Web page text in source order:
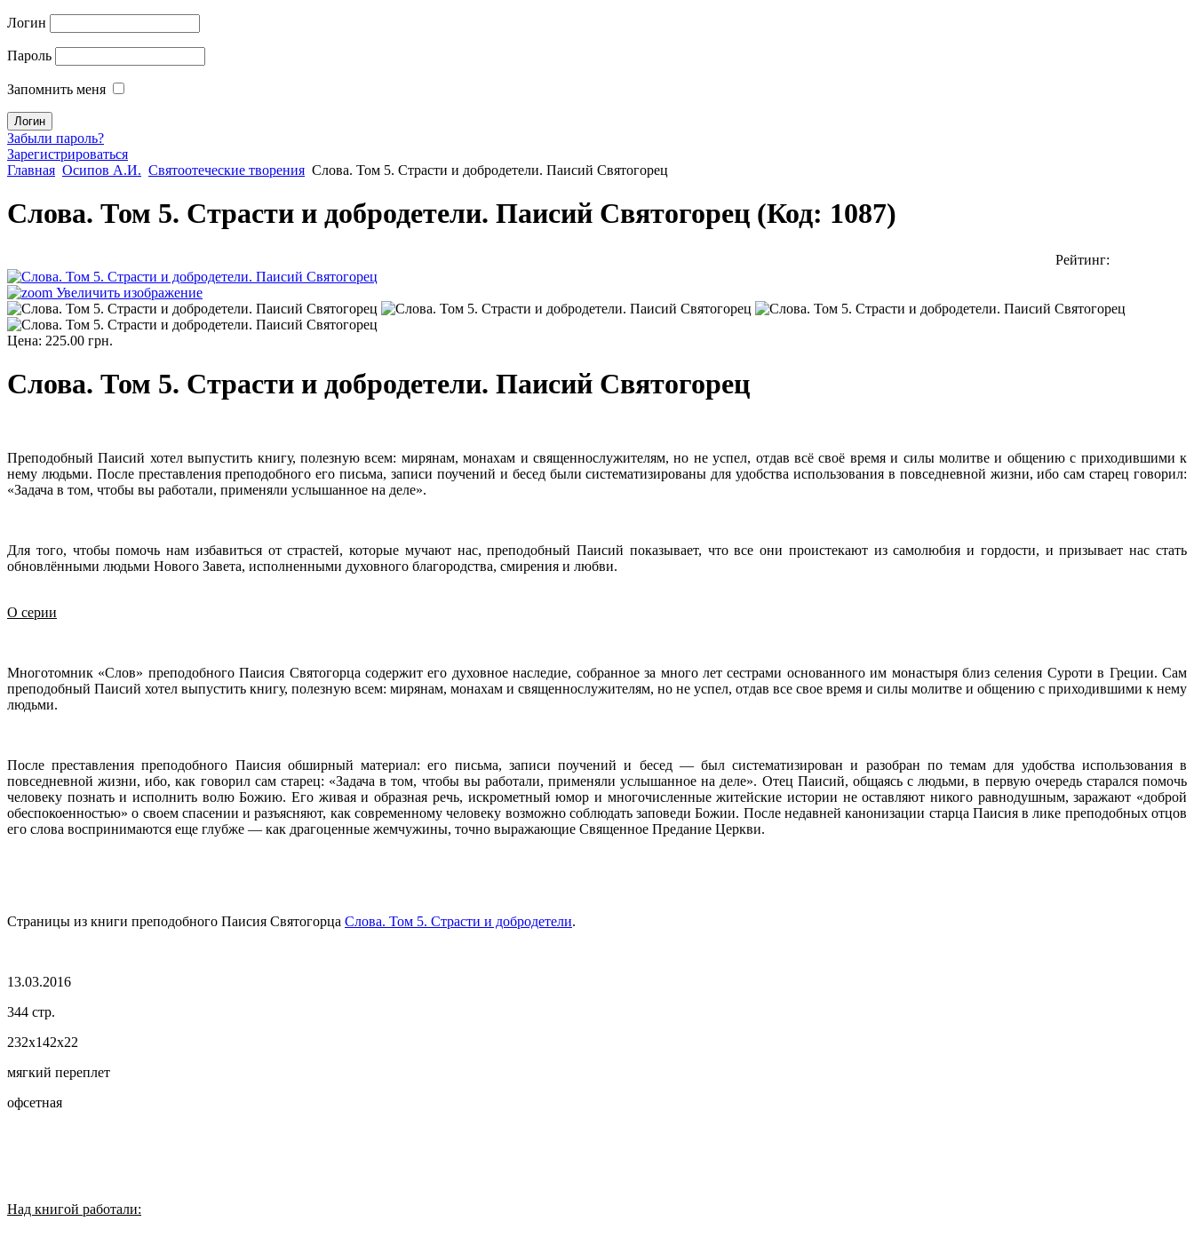
Логин
Пароль
Запомнить меня
Забыли пароль?
Зарегистрироваться
Главная Осипов А.И. Святоотеческие творения Слова. Том 5. Страсти и добродетели. Паисий Святогорец
Слова. Том 5. Страсти и добродетели. Паисий Святогорец (Код: 1087)
Рейтинг:
Увеличить изображение
Цена: 225.00 грн.
Слова. Том 5. Страсти и добродетели. Паисий Святогорец
Преподобный Паисий хотел выпустить книгу, полезную всем: мирянам, монахам и священнослужителям, но не успел, отдав всё своё время и силы молитве и общению с приходившими к
нему людьми. После преставления преподобного его письма, записи поучений и бесед были систематизированы для удобства использования в повседневной жизни, ибо сам старец говорил:
«Задача в том, чтобы вы работали, применяли услышанное на деле».
Для того, чтобы помочь нам избавиться от страстей, которые мучают нас, преподобный Паисий показывает, что все они проистекают из самолюбия и гордости, и призывает нас стать
обновлёнными людьми Нового Завета, исполненными духовного благородства, смирения и любви.
О серии
Многотомник «Слов» преподобного Паисия Святогорца содержит его духовное наследие, собранное за много лет сестрами основанного им монастыря близ селения Суроти в Греции. Сам
преподобный Паисий хотел выпустить книгу, полезную всем: мирянам, монахам и священнослужителям, но не успел, отдав все свое время и силы молитве и общению с приходившими к нему
людьми.
После преставления преподобного Паисия обширный материал: его письма, записи поучений и бесед — был систематизирован и разобран по темам для удобства использования в
повседневной жизни, ибо, как говорил сам старец: «Задача в том, чтобы вы работали, применяли услышанное на деле». Отец Паисий, общаясь с людьми, в первую очередь старался помочь
человеку познать и исполнить волю Божию. Его живая и образная речь, искрометный юмор и многочисленные житейские истории не оставляют никого равнодушным, заражают «доброй
обеспокоенностью» о своем спасении и разъясняют, как современному человеку возможно соблюдать заповеди Божии. После недавней канонизации старца Паисия в лике преподобных отцов
его слова воспринимаются еще глубже — как драгоценные жемчужины, точно выражающие Священное Предание Церкви.
Страницы из книги преподобного Паисия Святогорца Слова. Том 5. Страсти и добродетели.
13.03.2016
344 стр.
232х142х22
мягкий переплет
офсетная
Над книгой работали: